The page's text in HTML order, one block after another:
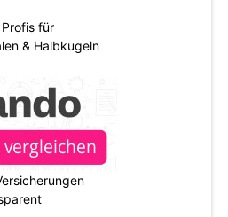
für
& Halbkugeln